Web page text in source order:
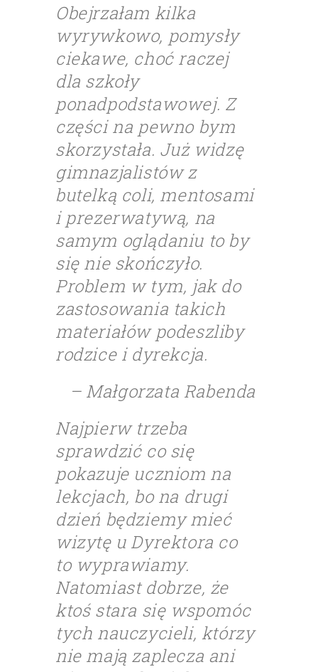
Obejrzałam kilka
wyrywkowo, pomysły
ciekawe, choć raczej
dla szkoły
ponadpodstawowej. Z
części na pewno bym
skorzystała. Już widzę
gimnazjalistów z
butelką coli, mentosami
i prezerwatywą, na
samym oglądaniu to by
się nie skończyło.
Problem w tym, jak do
zastosowania takich
materiałów podeszliby
rodzice i dyrekcja.
– Małgorzata Rabenda
Najpierw trzeba
sprawdzić co się
pokazuje uczniom na
lekcjach, bo na drugi
dzień będziemy mieć
wizytę u Dyrektora co
to wyprawiamy.
Natomiast dobrze, że
ktoś stara się wspomóc
tych nauczycieli, którzy
nie mają zaplecza ani